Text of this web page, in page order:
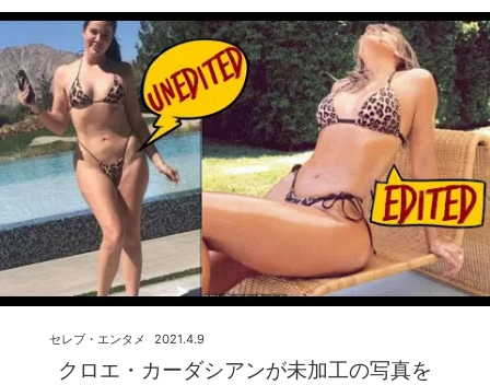
クロエ・カーダシアンが未加工の写真を
2021.4.9
セレブ・エンタメ